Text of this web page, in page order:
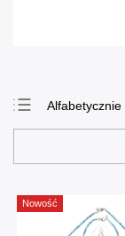
Alfabetycznie
Najtańsze
Najdroższe
sprzedawane
Nowość